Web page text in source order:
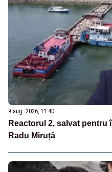
9 aug. 2026, 11:40
Reactorul 2, salvat pentru
Radu Miruță